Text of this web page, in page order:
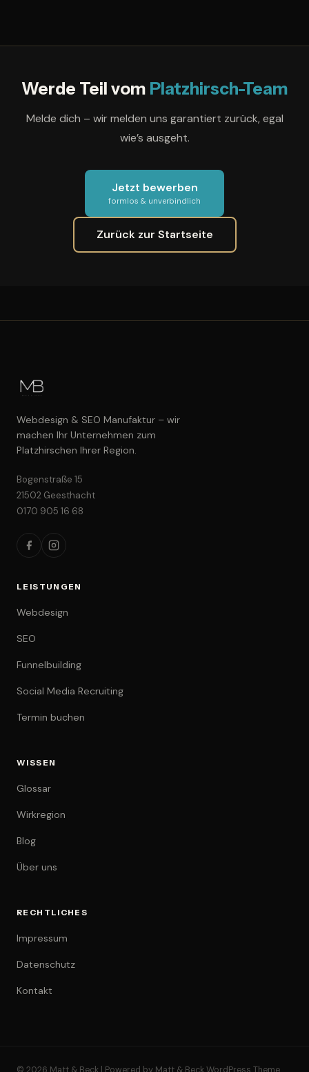
Werde Teil vom Platzhirsch-Team
Melde dich – wir melden uns garantiert zurück, egal
wie’s ausgeht.
Jetzt bewerben
formlos & unverbindlich
Zurück zur Startseite
Webdesign & SEO Manufaktur – wir
machen Ihr Unternehmen zum
Platzhirschen Ihrer Region.
Bogenstraße 15
21502 Geesthacht
0170 905 16 68
LEISTUNGEN
Webdesign
SEO
Funnelbuilding
Social Media Recruiting
Termin buchen
WISSEN
Glossar
Wirkregion
Blog
Über uns
RECHTLICHES
Impressum
Datenschutz
Kontakt